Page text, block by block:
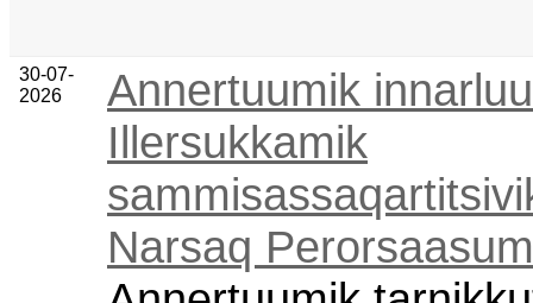
30-07-
2026
Annertuumik
Illersukkamik
Narsaq